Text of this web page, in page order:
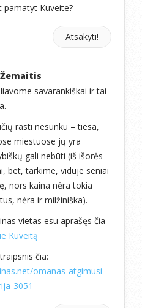
pamatyt Kuveite?
Atsakyti!
savarankiškai ir tai
rasti nesunku – tiesa,
miestuose jų yra
gali nebūti (iš išorės
bet, tarkime, viduje seniai
nors kaina nėra tokia
nėra ir milžiniška).
vietas esu aprašęs čia
Kuveitą
čia:
omanas-atgimusi-
3051